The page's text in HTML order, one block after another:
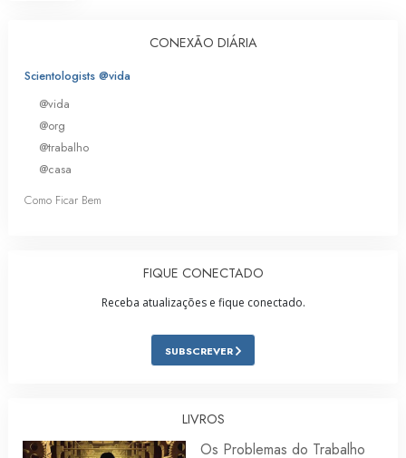
CONEXÃO DIÁRIA
Scientologists @vida
@vida
@org
@trabalho
@casa
Como Ficar Bem
FIQUE CONECTADO
Receba atualizações e fique conectado.
SUBSCREVER
LIVROS
Os Problemas do Trabalho